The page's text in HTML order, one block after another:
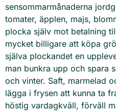
sensommarmånaderna
tomater, äpplen, majs,
plocka själv mot betalning
mycket billigare att köpa
själva plockandet en
man bunkra upp och spara
och vinter. Saft, marmelad
lägga i frysen att kunna ta
höstig vardagkväll, förväll